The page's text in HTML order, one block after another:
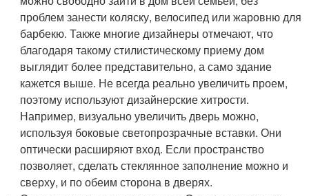
проблем занести коляску, велосипед или жаровню для
барбекю. Также многие дизайнеры отмечают, что
благодаря такому стилистическому приему дом
выглядит более представительно, а само здание
кажется выше. Не всегда реально увеличить проем,
поэтому используют дизайнерские хитрости.
Например, визуально увеличить дверь можно,
используя боковые светопрозрачные вставки. Они
оптически расширяют вход. Если пространство
позволяет, сделать стеклянное заполнение можно и
сверху, и по обеим сторона в дверях.